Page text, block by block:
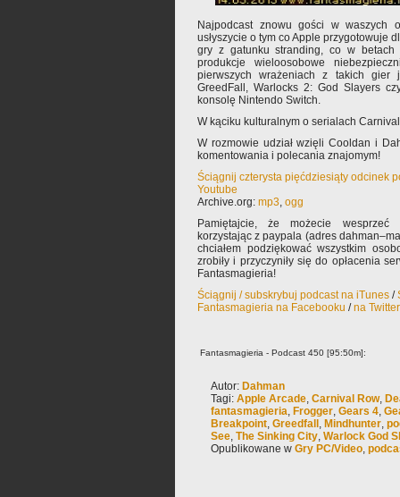
Najpodcast znowu gości w waszych
usłyszycie o tym co Apple przygotowuje
gry z gatunku stranding, co w betach
produkcje wieloosobowe
pierwszych wrażeniach z takich
GreedFall, Warlocks 2: God Slayers
konsolę Nintendo Switch.
W kąciku kulturalnym o serialach
W rozmowie udział wzięli Cooldan i
komentowania i polecania znajomym!
Ściągnij czterysta pięćdziesiąty odcinek
Youtube
Archive.org: mp3, ogg
Pamiętajcie, że możecie wesprzeć
korzystając z paypala (adres
chciałem podziękować wszystkim
zrobiły i przyczyniły się do opłacenia
Fantasmagieria!
Ściągnij / subskrybuj podcast na iTunes /
Fantasmagieria na Facebooku /na
Fantasmagieria - Podcast 450 [95:50m]:
Autor: Dahman
Tagi: Apple Arcade, Carnival Row,
fantasmagieria, Frogger, Gears 4,
Breakpoint, Greedfall , Mindhunter,
See, The Sinking City, Warlock God
Opublikowane w Gry PC/Video,